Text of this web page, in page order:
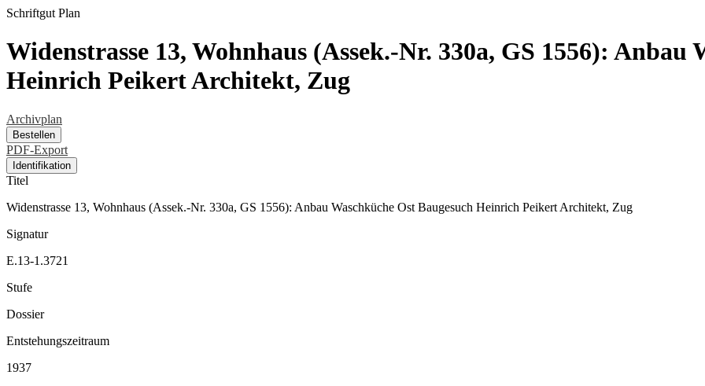
Schriftgut Plan
Widenstrasse 13, Wohnhaus (Assek.-Nr. 330a, GS 1556): Anbau
Heinrich Peikert Architekt, Zug
Archivplan
Bestellen
PDF-Export
Identifikation
Titel
Widenstrasse 13, Wohnhaus (Assek.-Nr. 330a, GS 1556): Anbau Waschküche Ost Baugesuch Heinrich Peikert Architekt, Zug
Signatur
E.13-1.3721
Stufe
Dossier
Entstehungszeitraum
1937